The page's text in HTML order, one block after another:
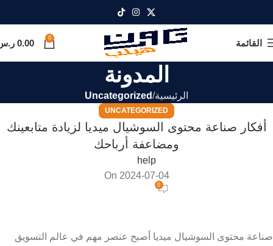
القائمة 0
0.00
المدونة
الرئيسية Uncategorized
UNCATEGORIZED
أفكار صناعة محتوى السوشيال ميديا لزيادة متابعينك
ومضاعفة أرباحك
help
On 2024-07-04
0
صناعة محتوى السوشيال ميديا أصبح عنصر مهم في عالم التسويق